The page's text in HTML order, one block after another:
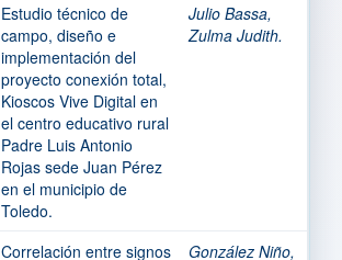
Estudio técnico de
campo, diseño e
implementación del
proyecto conexión total,
Kioscos Vive Digital en
el centro educativo rural
Padre Luis Antonio
Rojas sede Juan Pérez
en el municipio de
Toledo.
Julio Bassa,
Zulma Judith.
Correlación entre signos
González Niño,